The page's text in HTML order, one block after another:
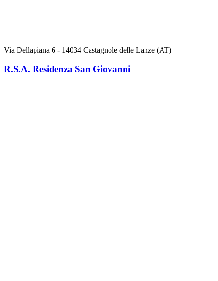
Via Dellapiana 6 - 14034 Castagnole delle Lanze (AT)
R.S.A. Residenza San Giovanni